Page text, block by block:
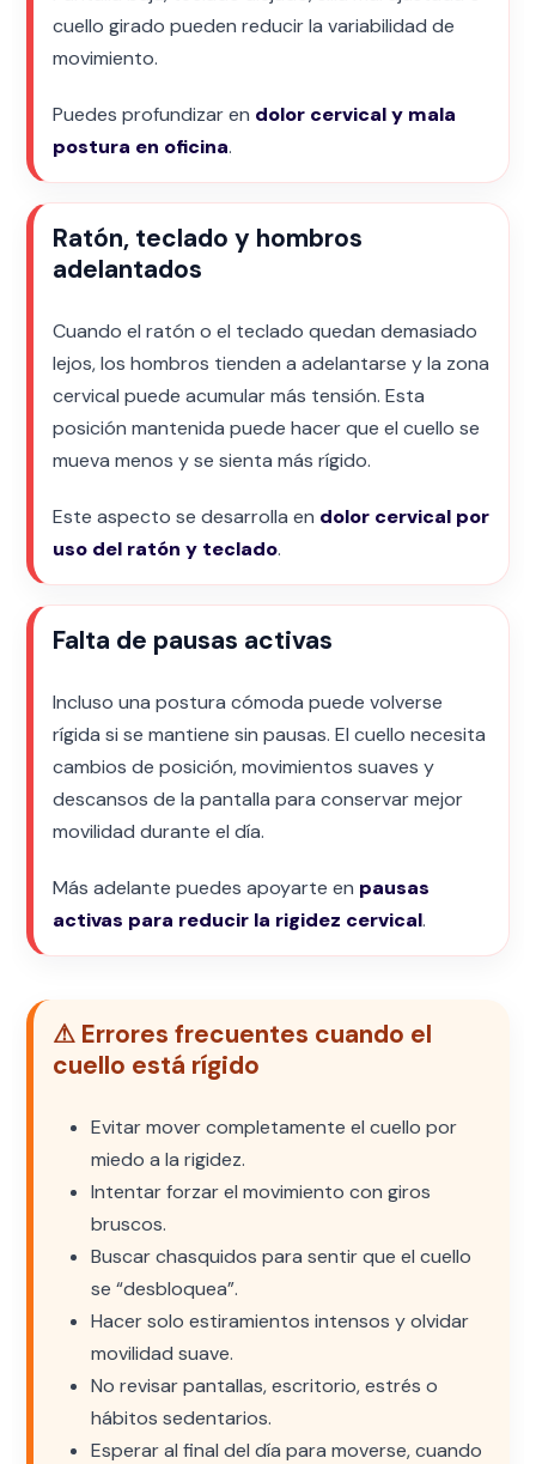
cuello girado pueden reducir la variabilidad de
movimiento.
Puedes profundizar en dolor cervical y mala
postura en oficina.
Ratón, teclado y hombros
adelantados
Cuando el ratón o el teclado quedan demasiado
lejos, los hombros tienden a adelantarse y la zona
cervical puede acumular más tensión. Esta
posición mantenida puede hacer que el cuello se
mueva menos y se sienta más rígido.
Este aspecto se desarrolla en dolor cervical por
uso del ratón y teclado.
Falta de pausas activas
Incluso una postura cómoda puede volverse
rígida si se mantiene sin pausas. El cuello necesita
cambios de posición, movimientos suaves y
descansos de la pantalla para conservar mejor
movilidad durante el día.
Más adelante puedes apoyarte en pausas
activas para reducir la rigidez cervical.
⚠ Errores frecuentes cuando el
cuello está rígido
Evitar mover completamente el cuello por
miedo a la rigidez.
Intentar forzar el movimiento con giros
bruscos.
Buscar chasquidos para sentir que el cuello
se “desbloquea”.
Hacer solo estiramientos intensos y olvidar
movilidad suave.
No revisar pantallas, escritorio, estrés o
hábitos sedentarios.
Esperar al final del día para moverse, cuando